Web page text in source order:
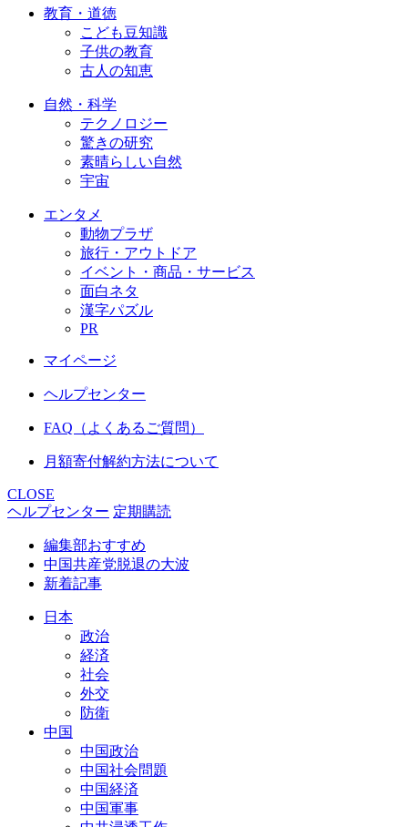
教育・道徳
こども豆知識
子供の教育
古人の知恵
自然・科学
テクノロジー
驚きの研究
素晴らしい自然
宇宙
エンタメ
動物プラザ
旅行・アウトドア
イベント・商品・サービス
面白ネタ
漢字パズル
PR
マイページ
ヘルプセンター
FAQ（よくあるご質問）
月額寄付解約方法について
CLOSE
ヘルプセンター 定期購読
編集部おすすめ
中国共産党脱退の大波
新着記事
日本
政治
経済
社会
外交
防衛
中国
中国政治
中国社会問題
中国経済
中国軍事